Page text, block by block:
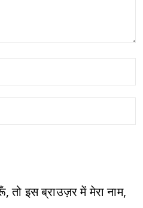
तो इस ब्राउज़र में मेरा नाम,